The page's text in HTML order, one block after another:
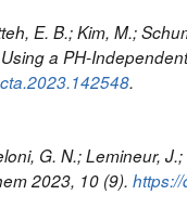
E. B.; Kim, M.;
a PH-
.
G. N.; Lemineur,
2023, 10 (9).